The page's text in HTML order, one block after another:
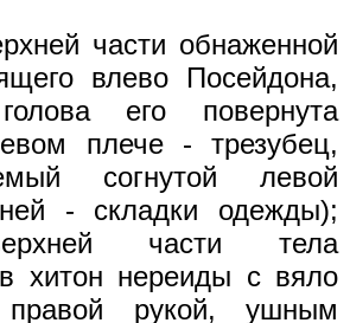
части обнаженной
влево Посейдона,
его повернута
плече - трезубец,
согнутой левой
- складки одежды);
части тела
хитон нереиды с вяло
рукой, ушным